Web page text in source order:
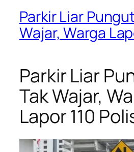
Parkir Liar
Wajar, Warga
Parkir Liar
Tak Wajar,
Lapor 110